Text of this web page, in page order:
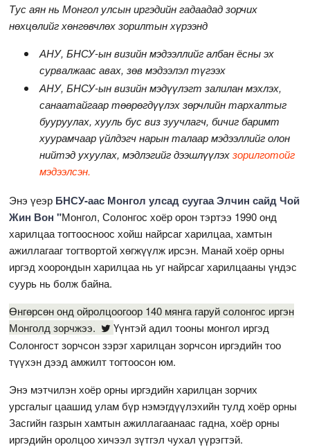
Тус аян нь Монгол улсын иргэдийн гадаадад зорчих
нөхцөлийг хөнгөвчлөх зорилтын хүрээнд
АНУ, БНСУ-ын визийн мэдээллийг албан ёсны эх
сурвалжаас авах, зөв мэдээлэл түгээх
АНУ, БНСУ-ын визийн мэдүүлэгт залилан мэхлэх,
санаатайгаар төөрөгдүүлэх зөрчлийн тархалтыг
бууруулах, хууль бус виз зуучлагч, бичиг баримт
хуурамчаар үйлдэгч нарын талаар мэдээллийг олон
нийтэд ухуулах, мэдлэгийг дээшлүүлэхзорилготойг
мэдээлсэн.
Энэ үеэр БНСУ-аас Монгол улсад суугаа Элчин сайд Чой
Жин Вон "Монгол, Солонгос хоёр орон тэртээ 1990 онд
харилцаа тогтоосноос хойш найрсаг харилцаа, хамтын
ажиллагааг тогтвортой хөгжүүлж ирсэн. Манай хоёр орны
иргэд хоорондын харилцаа нь уг найрсаг харилцааны үндэс
суурь нь болж байна.
Өнгөрсөн онд ойролцоогоор 140 мянга гаруй солонгос иргэн
Монголд зорчжээ.
Үүнтэй адил тооны монгол иргэд
Солонгост зорчсон зэрэг харилцан зорчсон иргэдийн тоо
түүхэн дээд амжилт тогтоосон юм.
Энэ мэтчилэн хоёр орны иргэдийн харилцан зорчих
урсгалыг цаашид улам бүр нэмэгдүүлэхийн тулд хоёр орны
Засгийн газрын хамтын ажиллагаанаас гадна, хоёр орны
иргэдийн оролцоо хичээл зүтгэл чухал үүрэгтэй.